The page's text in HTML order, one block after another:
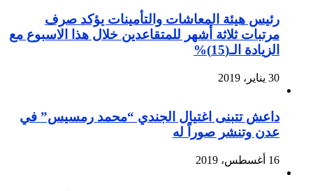
رئيس هيئة المعاشات والتأمينات يؤكد صرف
مرتبات ثلاثة أشهر للمتقاعدين خلال هذا الاسبوع مع
الزيادة الـ(15)%
30 يناير، 2019
داعش تتبنى اغتيال الجندي “محمد رمسيس” في
عدن وتنشر صوراً له
16 أغسطس، 2019